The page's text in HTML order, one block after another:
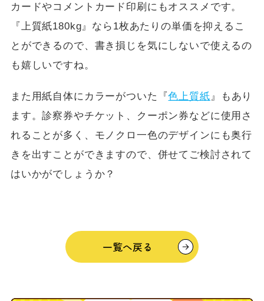
カードやコメントカード印刷にもオススメです。
『上質紙180kg』なら1枚あたりの単価を抑えるこ
とができるので、書き損じを気にしないで使えるの
も嬉しいですね。
また用紙自体にカラーがついた『色上質紙 』もあり
ます。診察券やチケット、クーポン券などに使用さ
れることが多く、モノクロ一色のデザインにも奥行
きを出すことができますので、併せてご検討されて
はいかがでしょうか？
一覧へ戻る